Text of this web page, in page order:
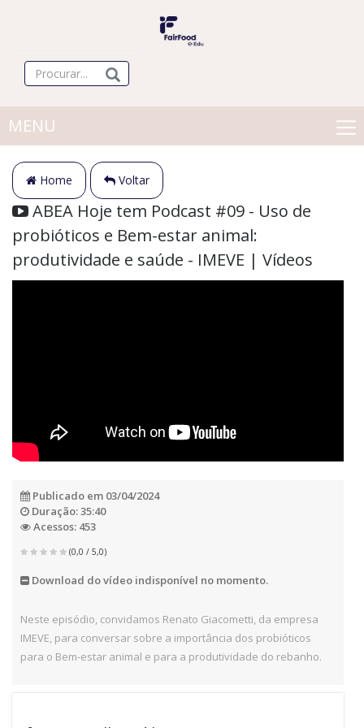
MENU
Home Voltar
ABEA Hoje tem Podcast #09 - Uso de
probióticos e Bem-estar animal:
produtividade e saúde - IMEVE | Vídeos
Publicado em 03/04/2024
Duração: 35:40
Acessos: 453
(0,0 / 5,0)
Download do vídeo indisponível no momento.
Neste episódio, convidamos Renato Giacometti, da empresa
IMEVE, para conversar sobre a importância dos probióticos
para o Bem-estar animal e para a produtividade do rebanho.